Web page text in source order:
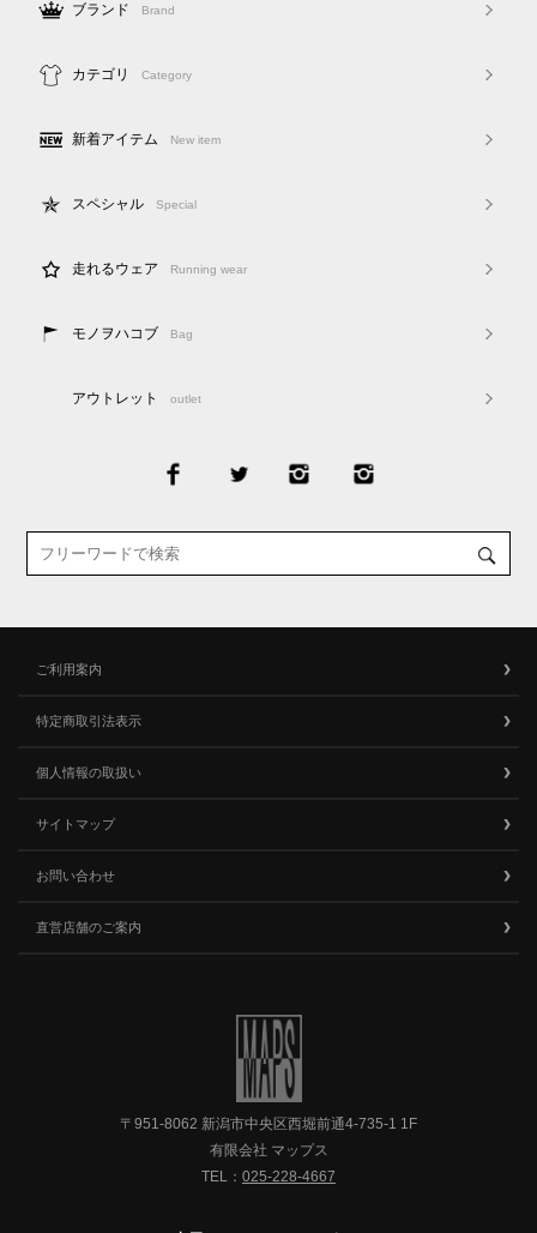
ブランド Brand
カテゴリ Category
新着アイテム New item
スペシャル Special
走れるウェア Running wear
モノヲハコブ Bag
アウトレット outlet
ご利用案内
特定商取引法表示
個人情報の取扱い
サイトマップ
お問い合わせ
直営店舗のご案内
〒951-8062 新潟市中央区西堀前通4-735-1 1F
有限会社 マップス
TEL： 025-228-4667